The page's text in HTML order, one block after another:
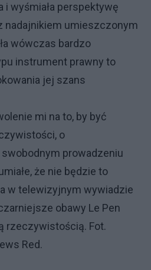
i wyśmiała perspektywę
nadajnikiem umieszczonym
wówczas bardzo
instrument prawny to
jej szans
mi na to, by być
o
prowadzeniu
że nie będzie to
w telewizyjnym wywiadzie
obawy Le Pen
rzeczywistością. Fot.
Red.